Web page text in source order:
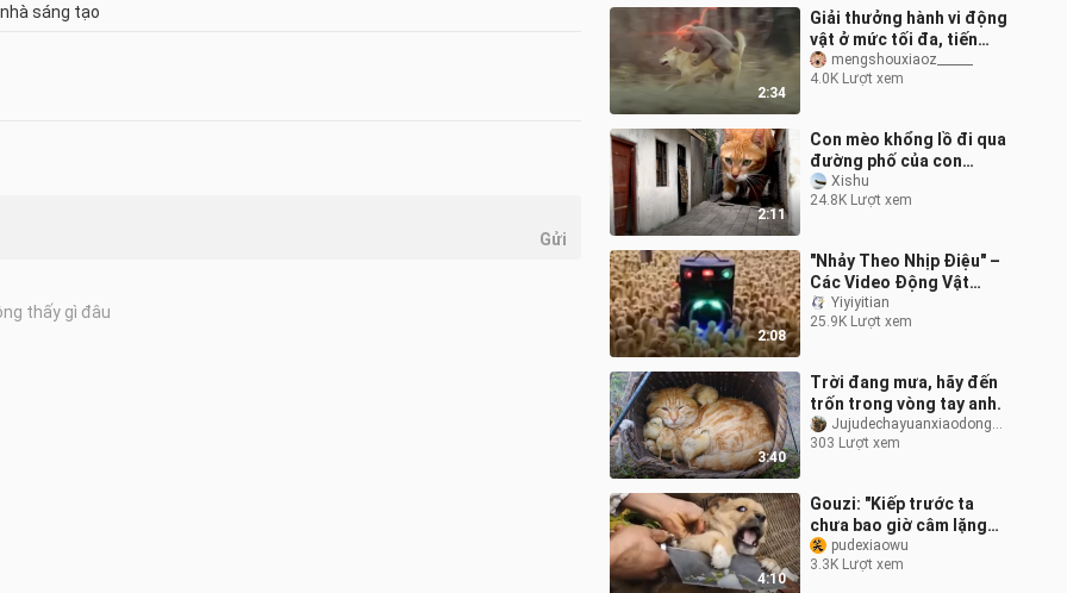
sáng tạo
2:34
Giải thưởng hành vi động
vật ở mức tối đa, tiến
hóa liên tục
mengshouxiaoz______
4.0K Lượt xem
2:11
Con mèo khổng lồ đi qua
đường phố của con
người và mặt đất nứt nẻ
Xishu
24.8K Lượt xem
2:08
"Nhảy Theo Nhịp Điệu" –
Các Video Động Vật
Nhảy Múa
Yiyiyitian
25.9K Lượt xem
3:40
Trời đang mưa, hãy đến
trốn trong vòng tay anh.
Jujudechayuanxiaodongwu
303 Lượt xem
4:10
Gouzi: "Kiếp trước ta
chưa bao giờ câm lặng
như thế này!"
pudexiaowu
3.3K Lượt xem
Gửi
thấy gì đâu